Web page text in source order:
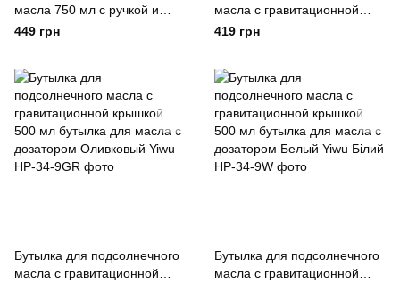
масла 750 мл с ручкой и
бамбуковой крышкой Yiwu
449 грн
масла с гравитационной
крышкой 500 мл бутылка для
419 грн
Бутылка для подсолнечного
масла с гравитационной
Бутылка для подсолнечного
масла с гравитационной